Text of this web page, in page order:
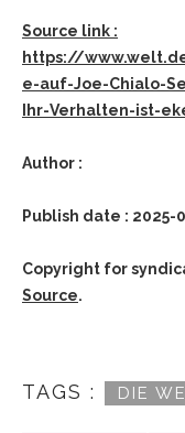
Source link :
https://
e-auf-Joe-Chialo-
Ihr-Verhalten-ist-
Author :
Publish date : 2025-
Copyright for
Source.
TAGS : DIE